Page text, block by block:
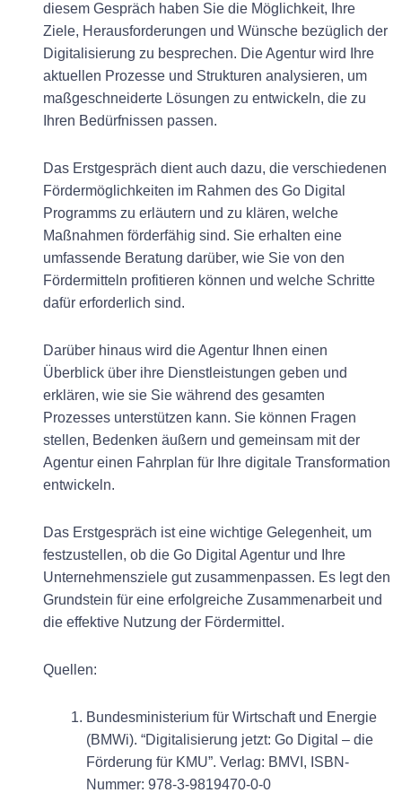
diesem Gespräch haben Sie die Möglichkeit, Ihre
Ziele, Herausforderungen und Wünsche bezüglich der
Digitalisierung zu besprechen. Die Agentur wird Ihre
aktuellen Prozesse und Strukturen analysieren, um
maßgeschneiderte Lösungen zu entwickeln, die zu
Ihren Bedürfnissen passen.
Das Erstgespräch dient auch dazu, die verschiedenen
Fördermöglichkeiten im Rahmen des Go Digital
Programms zu erläutern und zu klären, welche
Maßnahmen förderfähig sind. Sie erhalten eine
umfassende Beratung darüber, wie Sie von den
Fördermitteln profitieren können und welche Schritte
dafür erforderlich sind.
Darüber hinaus wird die Agentur Ihnen einen
Überblick über ihre Dienstleistungen geben und
erklären, wie sie Sie während des gesamten
Prozesses unterstützen kann. Sie können Fragen
stellen, Bedenken äußern und gemeinsam mit der
Agentur einen Fahrplan für Ihre digitale Transformation
entwickeln.
Das Erstgespräch ist eine wichtige Gelegenheit, um
festzustellen, ob die Go Digital Agentur und Ihre
Unternehmensziele gut zusammenpassen. Es legt den
Grundstein für eine erfolgreiche Zusammenarbeit und
die effektive Nutzung der Fördermittel.
Quellen:
Bundesministerium für Wirtschaft und Energie
(BMWi). “Digitalisierung jetzt: Go Digital – die
Förderung für KMU”. Verlag: BMVI, ISBN-
Nummer: 978-3-9819470-0-0